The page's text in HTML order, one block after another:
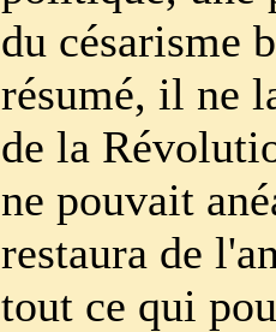
du césarisme
résumé, il ne
de la
ne pouvait
restaura de
tout ce qui